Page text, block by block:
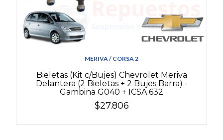
MERIVA / CORSA 2
Bieletas (Kit c/Bujes) Chevrolet Meriva
Delantera (2 Bieletas + 2 Bujes Barra) -
Gambina G040 + ICSA 632
$27.806